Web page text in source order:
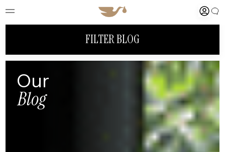
FILTER BLOG
Our
Blog